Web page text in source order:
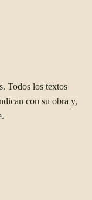
Todos los textos
con su obra y,